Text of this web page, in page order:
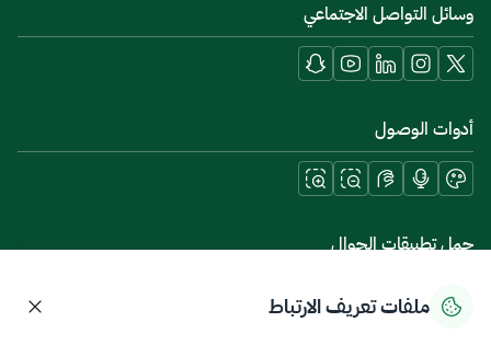
وسائل التواصل الاجتماعي
أدوات الوصول
حمل تطبيقات الجوال
ملفات تعريف الارتباط